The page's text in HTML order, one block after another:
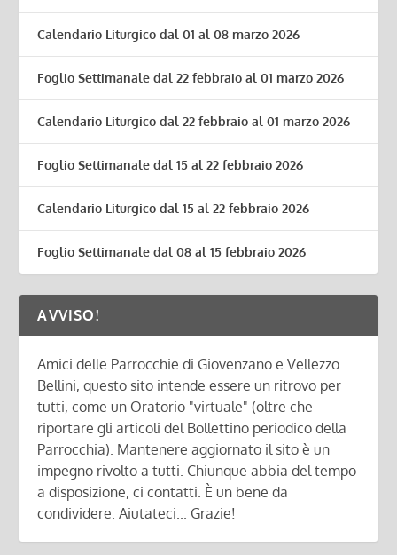
Calendario Liturgico dal 01 al 08 marzo 2026
Foglio Settimanale dal 22 febbraio al 01 marzo 2026
Calendario Liturgico dal 22 febbraio al 01 marzo 2026
Foglio Settimanale dal 15 al 22 febbraio 2026
Calendario Liturgico dal 15 al 22 febbraio 2026
Foglio Settimanale dal 08 al 15 febbraio 2026
AVVISO!
Amici delle Parrocchie di Giovenzano e Vellezzo
Bellini, questo sito intende essere un ritrovo per
tutti, come un Oratorio "virtuale" (oltre che
riportare gli articoli del Bollettino periodico della
Parrocchia). Mantenere aggiornato il sito è un
impegno rivolto a tutti. Chiunque abbia del tempo
a disposizione, ci contatti. È un bene da
condividere. Aiutateci... Grazie!